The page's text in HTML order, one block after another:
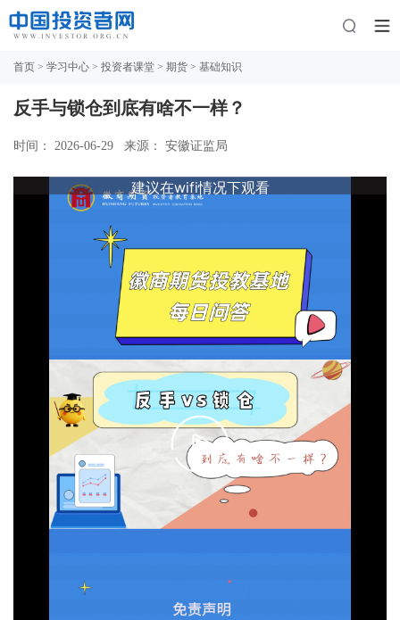
首页 > 学习中心 > 投资者课堂 > 期货 > 基础知识
反手与锁仓到底有啥不一样？
时间： 2026-06-29 来源： 安徽证监局